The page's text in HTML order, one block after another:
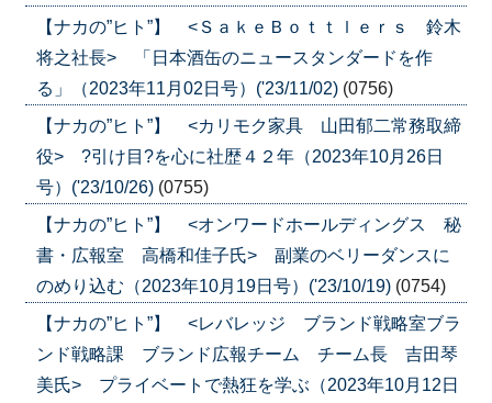
【ナカの”ヒト”】 <ＳａｋｅＢｏｔｔｌｅｒｓ 鈴木
将之社長> 「日本酒缶のニュースタンダードを作
る」（2023年11月02日号）('23/11/02) (0756)
【ナカの”ヒト”】 <カリモク家具 山田郁二常務取締
役> ?引け目?を心に社歴４２年（2023年10月26日
号）('23/10/26) (0755)
【ナカの”ヒト”】 <オンワードホールディングス 秘
書・広報室 高橋和佳子氏> 副業のベリーダンスに
のめり込む（2023年10月19日号）('23/10/19) (0754)
【ナカの”ヒト”】 <レバレッジ ブランド戦略室ブラ
ンド戦略課 ブランド広報チーム チーム長 吉田琴
美氏> プライベートで熱狂を学ぶ（2023年10月12日